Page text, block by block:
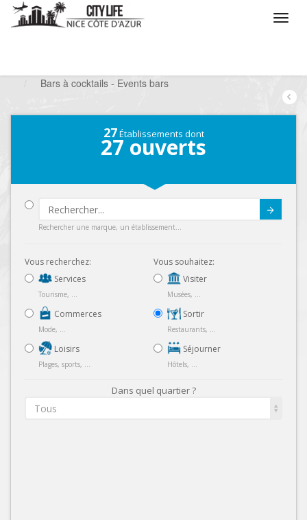
Bars à cocktails - Events bars
27Établissements dont
27 ouverts
Rechercher une marque, un établissement...
Vous recherchez:
Services
Tourisme, ...
Commerces
Mode, ...
Loisirs
Plages, sports, ...
Vous souhaitez:
Visiter
Musées, ...
Sortir
Restaurants, ...
Séjourner
Hôtels, ...
Dans quel quartier ?
Tous